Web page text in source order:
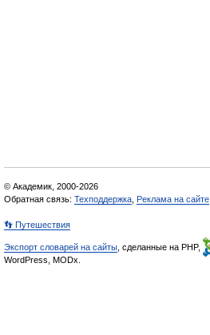
© Академик, 2000-2026
Обратная связь: Техподдержка Реклама на сайте
👣 Путешествия
Экспорт словарей на сайты , сделанные на PHP,
WordPress, MODx.